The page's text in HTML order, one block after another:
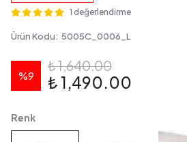
1 değerlendirme
Ürün Kodu: 5005C_0006_L
%9
₺ 1,640.00
₺ 1,490.00
Renk